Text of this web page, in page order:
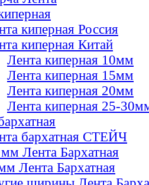
киперная Россия
киперная Китай
Лента киперная 10мм
Лента киперная 15мм
Лента киперная 20мм
Лента киперная 25-
бархатная СТЕЙЧ
Лента Бархатная
Лента Бархатная